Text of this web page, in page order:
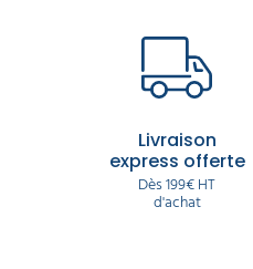
Livraison
express offerte
Dès 199€ HT
d'achat